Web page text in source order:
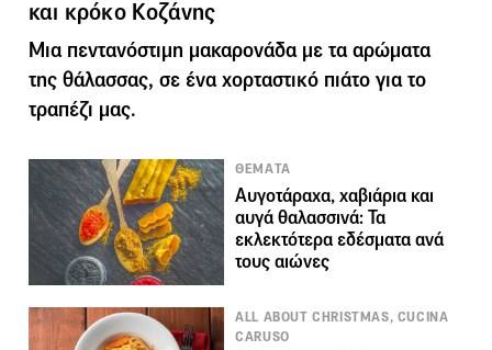
και κρόκο Κοζάνης
Μια πεντανόστιμη μακαρονάδα με τα αρώματα
της θάλασσας, σε ένα χορταστικό πιάτο για το
τραπέζι μας.
ΘΕΜΑΤΑ
Αυγοτάραχα, χαβιάρια και
αυγά θαλασσινά: Τα
εκλεκτότερα εδέσματα ανά
τους αιώνες
ALL ABOUT CHRISTMAS, CUCINA
CARUSO